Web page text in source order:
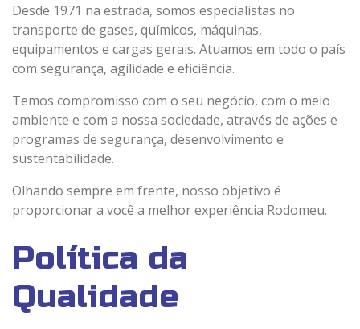
Desde 1971 na estrada, somos especialistas no
transporte de gases, químicos, máquinas,
equipamentos e cargas gerais. Atuamos em todo o país
com segurança, agilidade e eficiência.
Temos compromisso com o seu negócio, com o meio
ambiente e com a nossa sociedade, através de ações e
programas de segurança, desenvolvimento e
sustentabilidade.
Olhando sempre em frente, nosso objetivo é
proporcionar a você a melhor experiência Rodomeu.
Política da
Qualidade